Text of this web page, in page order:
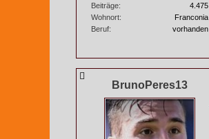
Beiträge
4.475
Wohnort
Franconia
Beruf
vorhanden
BrunoPeres13